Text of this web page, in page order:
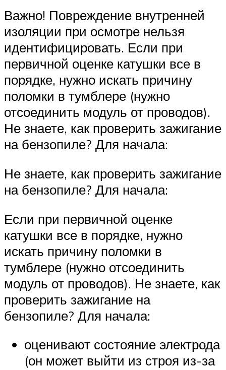
Важно! Повреждение внутренней
изоляции при осмотре нельзя
идентифицировать. Если при
первичной оценке катушки все в
порядке, нужно искать причину
поломки в тумблере (нужно
отсоединить модуль от проводов).
Не знаете, как проверить зажигание
на бензопиле? Для начала:
Не знаете, как проверить зажигание
на бензопиле? Для начала:
Если при первичной оценке
катушки все в порядке, нужно
искать причину поломки в
тумблере (нужно отсоединить
модуль от проводов). Не знаете, как
проверить зажигание на
бензопиле? Для начала:
оценивают состояние электрода
(он может выйти из строя из-за